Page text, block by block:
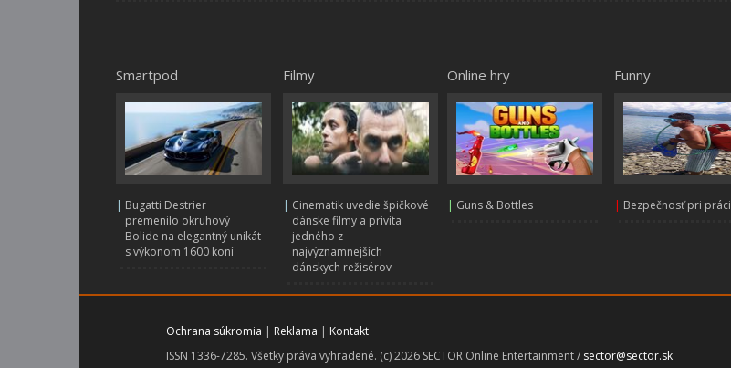
Smartpod
| Bugatti Destrier
premenilo okruhový
Bolide na elegantný unikát
s výkonom 1600 koní
Filmy
| Cinematik uvedie špičkové
dánske filmy a privíta
jedného z
najvýznamnejších
dánskych režisérov
Online hry
| Guns & Bottles
Funny
| Bezpečnosť pri práci
Ochrana súkromia | Reklama | Kontakt
ISSN 1336-7285. Všetky práva vyhradené. (c) 2026 SECTOR Online Entertainment / sector@sector.sk